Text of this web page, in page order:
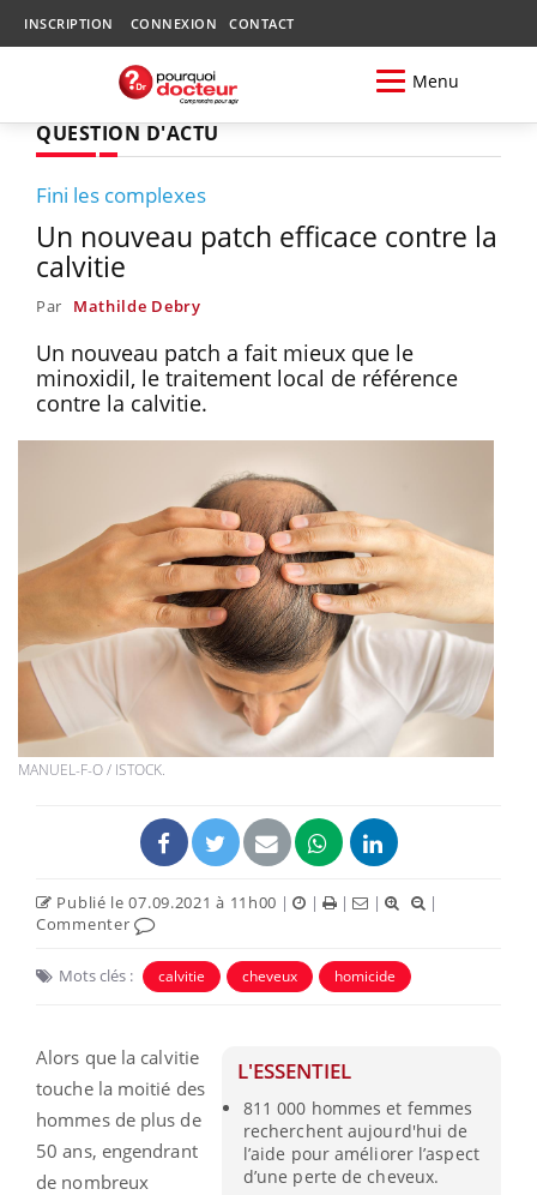
INSCRIPTION CONNEXION CONTACT
Menu
QUESTION D'ACTU
Fini les complexes
Un nouveau patch efficace contre la
calvitie
Par Mathilde Debry
Un nouveau patch a fait mieux que le
minoxidil, le traitement local de référence
contre la calvitie.
MANUEL-F-O / ISTOCK.
Publié le 07.09.2021 à 11h00 | | | |
|
Commenter
Mots clés : calvitie cheveux homicide
L'ESSENTIEL
811 000 hommes et femmes
recherchent aujourd'hui de
l’aide pour améliorer l’aspect
d’une perte de cheveux.
Alors que la calvitie
touche la moitié des
hommes de plus de
50 ans, engendrant
de nombreux